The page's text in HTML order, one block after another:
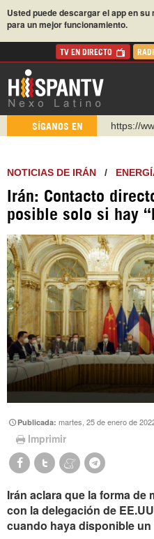
Usted puede descargar el app en su
para un mejor funcionamiento.
TV EN DIRECTO
SÍGANOS EN
https://
https://
https://
NOTICIAS DE IRÁN /
Irán: Contacto
posible solo si hay
Publicada:martes, 25 de enero de
Imprimir
Irán aclara que la forma
con la delegación de
cuando haya disponible un